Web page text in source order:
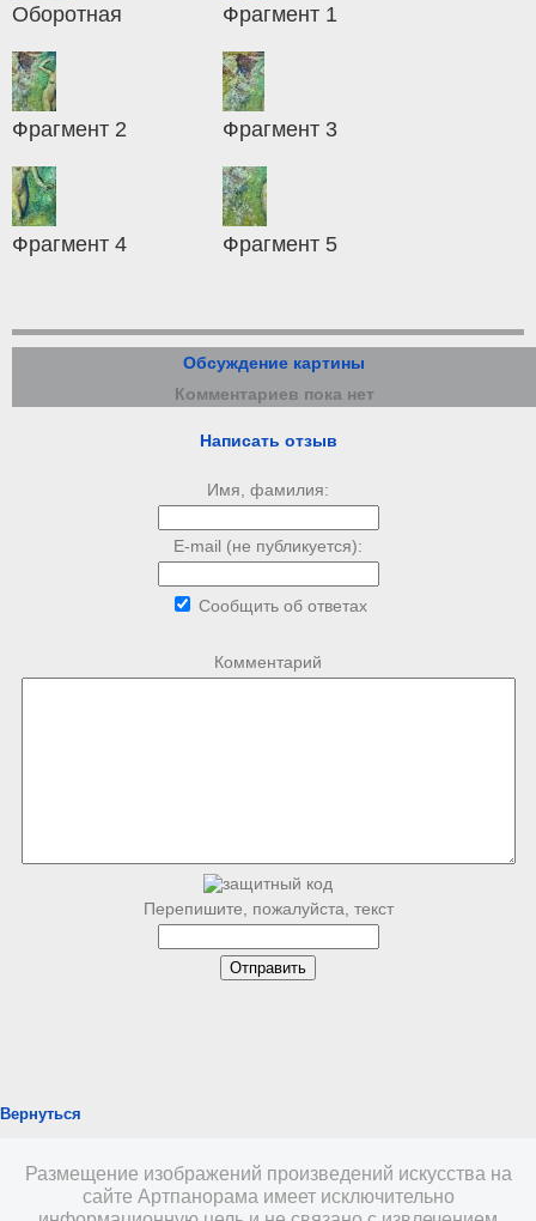
Оборотная Фрагмент 1
Фрагмент 2 Фрагмент 3
Фрагмент 4 Фрагмент 5
Обсуждение картины
Комментариев пока нет
Написать отзыв
Имя, фамилия:
E-mail (не публикуется):
Сообщить об ответах
Комментарий
Перепишите, пожалуйста, текст
Вернуться
Размещение изображений произведений искусства на
сайте Артпанорама имеет исключительно